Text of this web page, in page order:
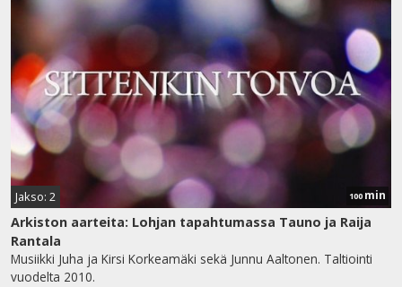
Jakso: 2 100 min
Arkiston aarteita: Lohjan tapahtumassa Tauno ja Raija
Rantala
Musiikki Juha ja Kirsi Korkeamäki sekä Junnu Aaltonen. Taltiointi
vuodelta 2010.